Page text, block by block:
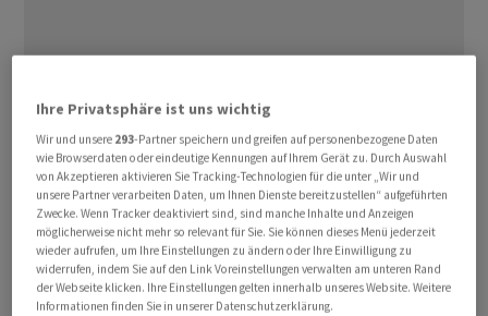
Laut dem Marktanalysten Andreas Lipkow vom Broker
CMC Markets liess sich der Dax von einer gewissen
Vorfreude anstecken, denn auch in New York war die
Tendenz am Mittwoch freundlich. Mit diesem
Rückenwind legte der deutsche Leitindex am Ende um
0,76 Prozent auf 25.175,94 Punkte zu. Er schlug sich
damit deutlich besser als der MDax , der mit 31.431,62
Punkten nur um 0,07 Prozent stieg.
Ihre Privatsphäre ist uns wichtig
Wir und unsere 293-Partner speichern und greifen auf personenbezogene Daten
wie Browserdaten oder eindeutige Kennungen auf Ihrem Gerät zu. Durch Auswahl
von Akzeptieren aktivieren Sie Tracking-Technologien für die unter „Wir und
unsere Partner verarbeiten Daten, um Ihnen Dienste bereitzustellen“ aufgeführten
Zwecke. Wenn Tracker deaktiviert sind, sind manche Inhalte und Anzeigen
möglicherweise nicht mehr so relevant für Sie. Sie können dieses Menü jederzeit
wieder aufrufen, um Ihre Einstellungen zu ändern oder Ihre Einwilligung zu
widerrufen, indem Sie auf den Link Voreinstellungen verwalten am unteren Rand
der Webseite klicken. Ihre Einstellungen gelten innerhalb unseres Website. Weitere
Informationen finden Sie in unserer Datenschutzerklärung.